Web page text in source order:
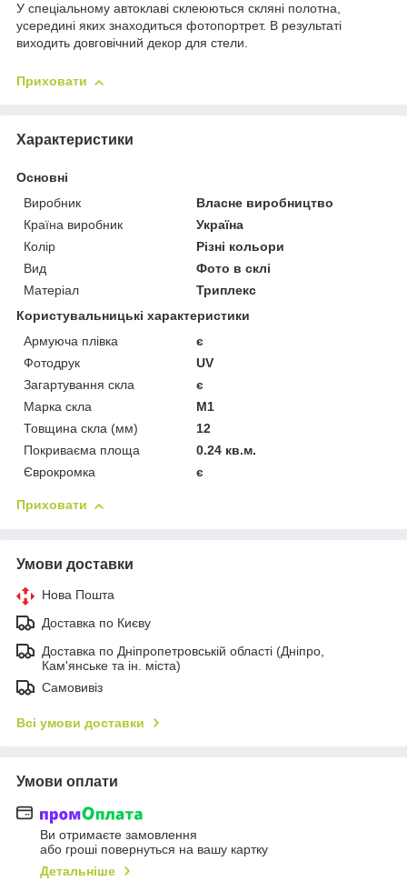
У спеціальному автоклаві склеюються скляні полотна,
усередині яких знаходиться фотопортрет. В результаті
виходить довговічний декор для стели.
Приховати
Характеристики
Основні
Виробник
Власне виробництво
Країна виробник
Україна
Колір
Різні кольори
Вид
Фото в склі
Матеріал
Триплекс
Користувальницькі характеристики
Армуюча плівка
є
Фотодрук
UV
Загартування скла
є
Марка скла
М1
Товщина скла (мм)
12
Покриваєма площа
0.24 кв.м.
Єврокромка
є
Приховати
Умови доставки
Нова Пошта
Доставка по Києву
Доставка по Дніпропетровській області (Дніпро,
Кам'янське та ін. міста)
Самовивіз
Всі умови доставки
Умови оплати
Ви отримаєте замовлення
або гроші повернуться на вашу картку
Детальніше